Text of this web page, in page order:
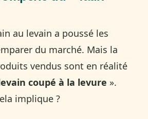
au levain a poussé les
du marché. Mais la
vendus sont en réalité
coupé à la levure ».
implique ?